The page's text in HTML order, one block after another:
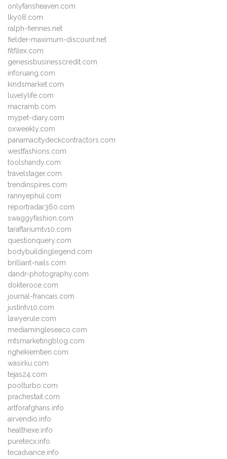
onlyfansheaven.com
lky08.com
ralph-fiennes.net
fielder-maximum-discount.net
fitfllex.com
genesisbusinesscredit.com
inforuang.com
kindsmarket.com
luvelylife.com
macramb.com
mypet-diary.com
oxweekly.com
panamacitydeckcontractors.com
westfashions.com
toolshandy.com
travelstager.com
trendinspires.com
rannyephul.com
reportradar360.com
swaggyfashion.com
taraftariumtv10.com
questionquery.com
bodybuildinglegend.com
brilliant-nails.com
dandr-photography.com
dokteroce.com
journal-francais.com
justintv10.com
lawyerule.com
mediamingleseaco.com
mtsmarketingblog.com
nghekiemtien.com
wasirku.com
tejas24.com
poolturbo.com
prachestait.com
artforafghans.info
airvendio.info
healthexe.info
puretecx.info
tecadvance.info